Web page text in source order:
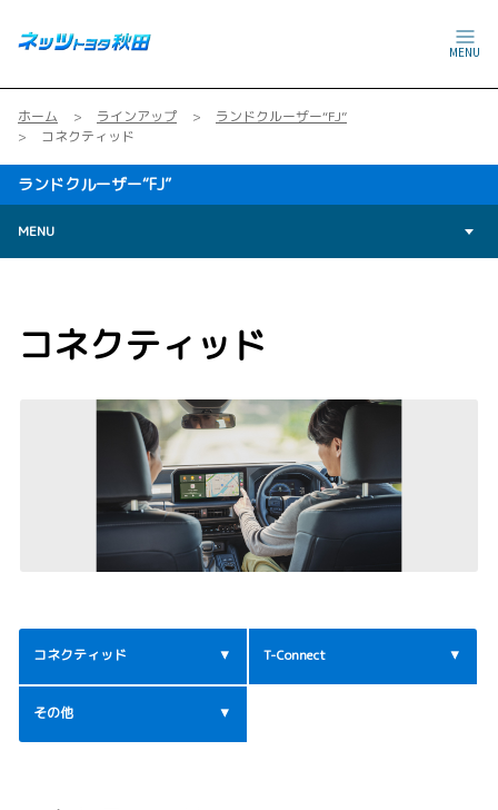
MENU
ホーム ラインアップ
ランドクルーザー“FJ”
コネクティッド
ランドクルーザー“FJ”
MENU
コネクティッド
コネクティッド T-Connect
その他